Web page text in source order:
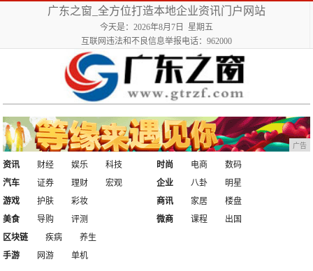
广东之窗_全方位打造本地企业资讯门户网站
今天是：2026年8月7日 星期五
互联网违法和不良信息举报电话：962000
广告
资讯 财经 娱乐
科技
汽车
证券 理财 宏观
时尚 电商
数码
企业
八卦
明星
游戏
护肤
彩妆
美食
导购 评测
商讯 家居
楼盘
微商
课程
出国
区块链
疾病
养生
手游
网游 单机